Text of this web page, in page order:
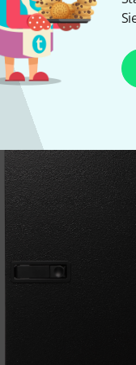
einem
starkem, robustem
häufigen Gebrauchs